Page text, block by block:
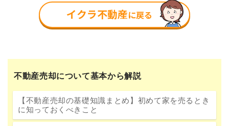
不動産売却について基本から解説
【不動産売却の基礎知識まとめ】初めて家を売るとき
に知っておくべきこと